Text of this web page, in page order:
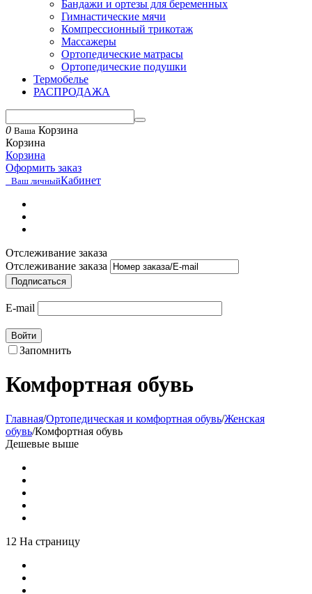
Бандажи и ортезы для беременных
Гимнастические мячи
Компрессионный трикотаж
Массажеры
Ортопедические матрасы
Ортопедические подушки
Термобелье
РАСПРОДАЖА
0 Ваша Корзина
Корзина
Корзина
Оформить заказ
Ваш личныйКабинет
Отслеживание заказа
Отслеживание заказа
Подписаться
E-mail
Войти
Запомнить
Комфортная обувь
Главная/Ортопедическая и комфортная обувь/Женская
обувь/Комфортная обувь
Дешевые выше
12 На страницу